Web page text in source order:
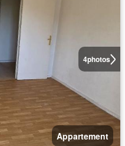
4photos
Appartement